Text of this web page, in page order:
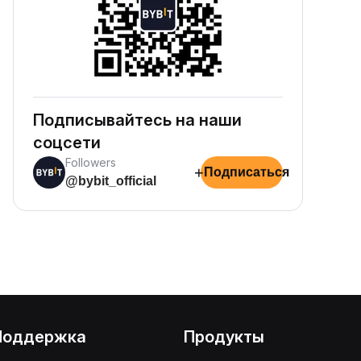
Подписывайтесь на наши
соцсети
Followers
@bybit_official
+ Подписаться
Продукты